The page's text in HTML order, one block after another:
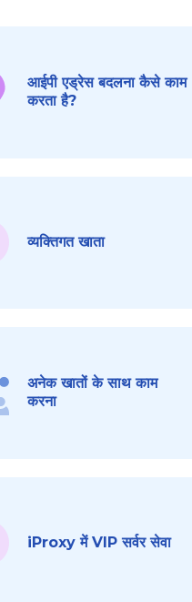
आईपी एड्रेस बदलना कैसे काम
करता है?
व्यक्तिगत खाता
अनेक खातों के साथ काम
करना
iProxy में VIP सर्वर सेवा